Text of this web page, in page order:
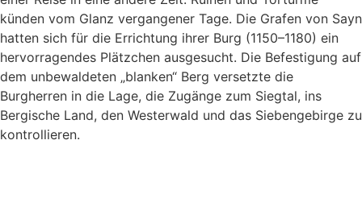
künden vom Glanz vergangener Tage. Die Grafen von Sayn
hatten sich für die Errichtung ihrer Burg (1150–1180) ein
hervorragendes Plätzchen ausgesucht. Die Befestigung auf
dem unbewaldeten „blanken“ Berg versetzte die
Burgherren in die Lage, die Zugänge zum Siegtal, ins
Bergische Land, den Westerwald und das Siebengebirge zu
kontrollieren.